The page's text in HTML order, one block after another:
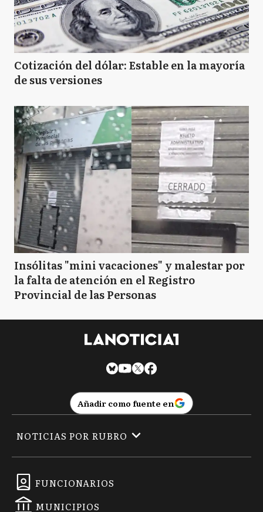
Cotización del dólar: Estable en la mayoría
de sus versiones
Insólitas "mini vacaciones" y malestar por
la falta de atención en el Registro
Provincial de las Personas
Añadir como fuente en
FUNCIONARIOS
MUNICIPIOS
NOTICIAS POR RUBRO